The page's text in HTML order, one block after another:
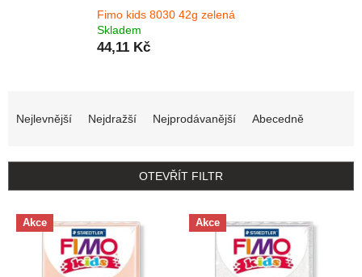
Fimo kids 8030 42g zelená
Skladem
44,11 Kč
Nejlevnější Nejdražší Nejprodávanější Abecedně
OTEVŘÍT FILTR
Výpis produktů
Akce Akce